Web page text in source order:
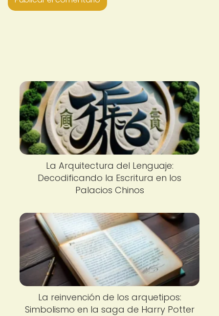
La Arquitectura del Lenguaje:
Decodificando la Escritura en los
Palacios Chinos
La reinvención de los arquetipos:
Simbolismo en la saga de Harry Potter